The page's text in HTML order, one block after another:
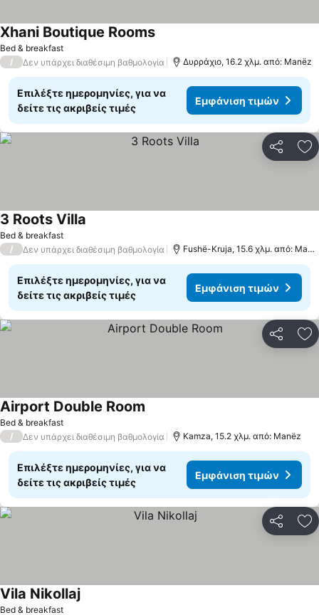
Bed & breakfast
Xhani Boutique RoomsΕμφάνιση τιμών
/ Δεν υπάρχει διαθέσιμη βαθμολογία Δυρράχιο, 16.2 χλμ. από: Manëz
Επιλέξτε ημερομηνίες, για να
δείτε τις ακριβείς τιμές
Εμφάνιση τιμών
Bed & breakfast
3 Roots Villa
/ Δεν υπάρχει διαθέσιμη βαθμολογία Fushë-Kruja, 15.6 χλμ. από:
Επιλέξτε ημερομηνίες, για να
δείτε τις ακριβείς τιμές
Εμφάνιση τιμών
Bed & breakfast
Airport Double Room
/ Δεν υπάρχει διαθέσιμη βαθμολογία Kamza, 15.2 χλμ. από: Manëz
Επιλέξτε ημερομηνίες, για να
δείτε τις ακριβείς τιμές
Εμφάνιση τιμών
Bed & breakfast
Vila NikollajΕμφάνιση τιμών